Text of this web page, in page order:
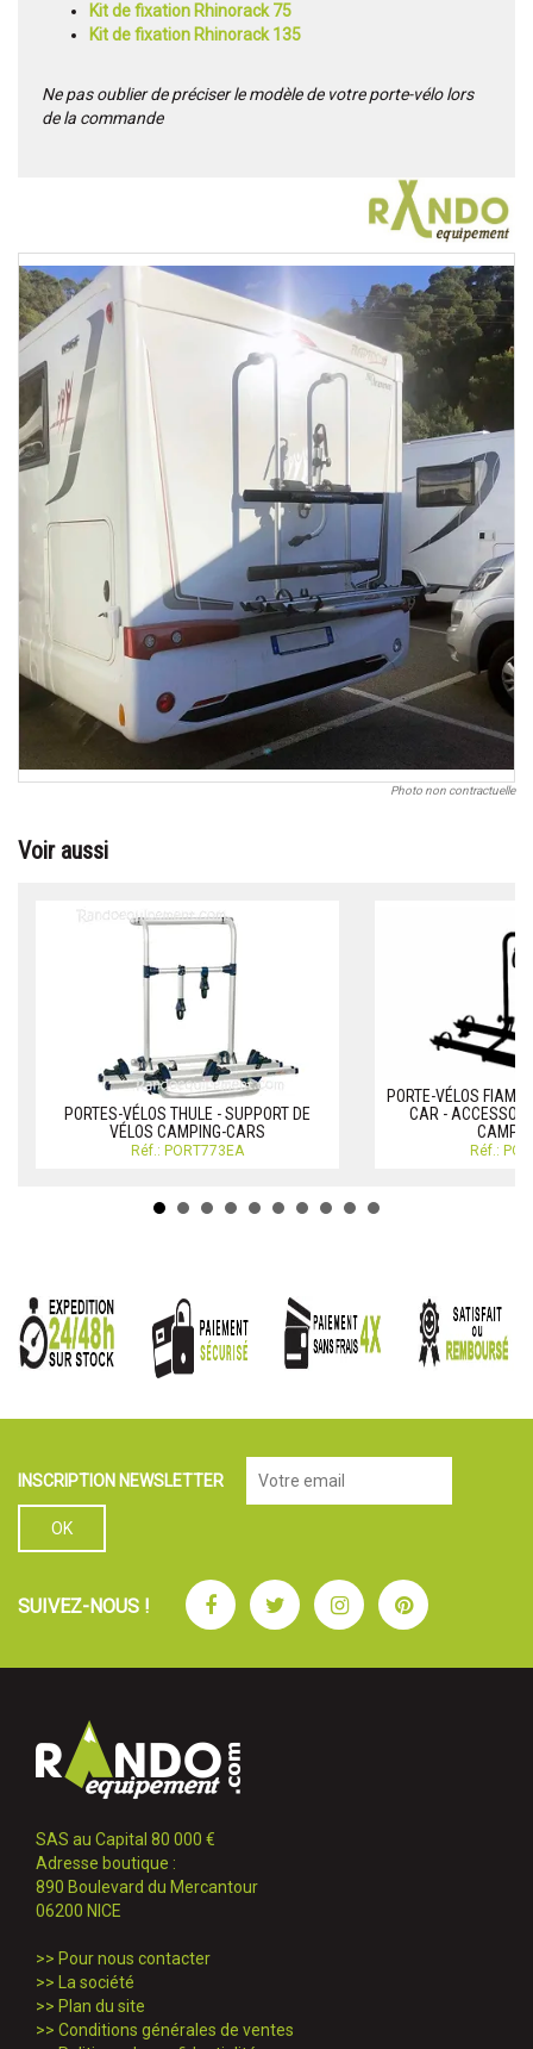
Kit de fixation Rhinorack 75
Kit de fixation Rhinorack 135
Ne pas oublier de préciser le modèle de votre porte-vélo lors
de la commande
Photo non contractuelle
Voir aussi
PORTES-VÉLOS THULE - SUPPORT DE
VÉLOS CAMPING-CARS
Réf.: PORT773EA
PORTE-VÉLOS
CAR -
Réf.:
INSCRIPTION NEWSLETTER
SUIVEZ-NOUS ! FacebookTwitterInstagramPinterest
SAS au Capital 80 000 €
Adresse boutique :
890 Boulevard du Mercantour
06200 NICE
>> Pour nous contacter
>> La société
>> Plan du site
>> Conditions générales de ventes